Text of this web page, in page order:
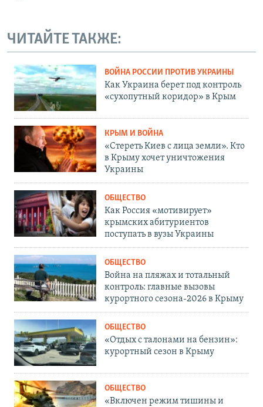
ЧИТАЙТЕ ТАКЖЕ:
ВОЙНА РОССИИ ПРОТИВ УКРАИНЫ
Как Украина берет под контроль
«сухопутный коридор» в Крым
КРЫМ И ВОЙНА
«Стереть Киев с лица земли». Кто
в Крыму хочет уничтожения
Украины
ОБЩЕСТВО
Как Россия «мотивирует»
крымских абитуриентов
поступать в вузы Украины
ОБЩЕСТВО
Война на пляжах и тотальный
контроль: главные вызовы
курортного сезона-2026 в Крыму
ОБЩЕСТВО
«Отдых с талонами на бензин»:
курортный сезон в Крыму
ОБЩЕСТВО
«Включен режим тишины и